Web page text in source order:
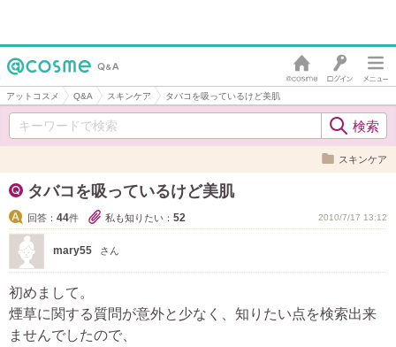
アットコスメ Q&A スキンケア タバコを吸っているけど美肌
スキンケア
タバコを吸っているけど美肌
回答： 44件 私も知りたい： 52 2010/7/17 13:12
mary55 さん
初めまして。
煙草に関する質問が意外と少なく、知りたい点を検索出来
ませんでしたので、